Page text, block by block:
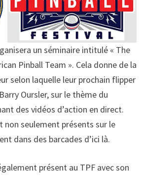
un séminaire intitulé « The
Pinball Team ». Cela donne de la
selon laquelle leur prochain flipper
Oursler, sur le thème du
des vidéos d’action en direct.
non seulement présents sur le
dans des barcades d’ici là.
présent au TPF avec son